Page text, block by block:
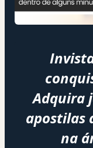
Adquira
apostilas
na